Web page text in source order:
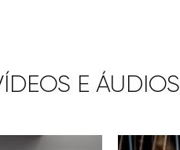
E ÁUDIOS